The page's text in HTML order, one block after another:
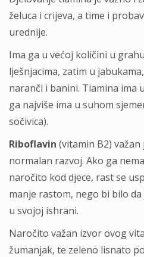
želuca i crijeva, a time i
urednije.
Ima ga u većoj količini u
lješnjacima, zatim u
naranči i banini. Tiamina ima
ga najviše ima u suhom
sočivica).
Riboflavin (vitamin B2)
normalan razvoj. Ako ga
naročito kod djece, rast se
manje rastom, nego bi bilo
u svojoj ishrani.
Naročito važan izvor ovog
žumanjak, te zeleno lisnato